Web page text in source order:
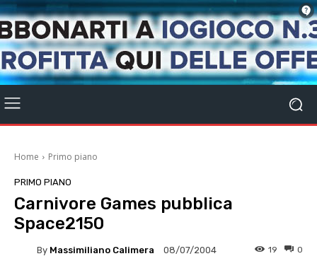
Home Primo piano
PRIMO PIANO
Carnivore Games pubblica
Space2150
By Massimiliano Calimera 08/07/2004 0
19